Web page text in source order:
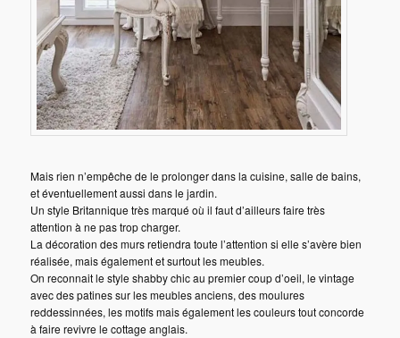
Mais rien n’empêche de le prolonger dans la cuisine, salle de bains,
et éventuellement aussi dans le jardin.
Un style Britannique très marqué où il faut d’ailleurs faire très
attention à ne pas trop charger.
La décoration des murs retiendra toute l’attention si elle s’avère bien
réalisée, mais également et surtout les meubles.
On reconnait le style shabby chic au premier coup d’oeil, le vintage
avec des patines sur les meubles anciens, des moulures
reddessinnées, les motifs mais également les couleurs tout concorde
à faire revivre le cottage anglais.